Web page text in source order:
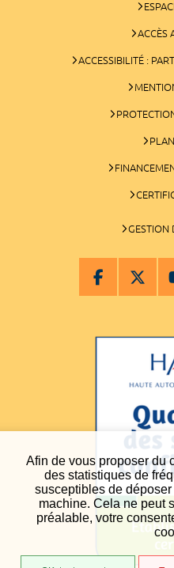
Afin de vous proposer du
des statistiques de
susceptibles de
machine. Cela ne peut
préalable, votre
ACCÈS
ACCESSIBILITÉ :
GESTION